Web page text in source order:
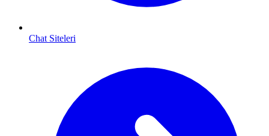
Chat Siteleri